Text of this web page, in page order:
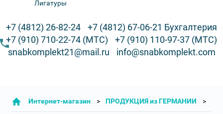
Лигатуры
+7 (4812) 26-82-24
+7 (4812) 67-06-21 Бухгалтерия
+7 (910) 710-22-74 (МТС)
+7 (910) 110-97-37 (МТС)
snabkomplekt21@mail.ru
info@snabkomplekt.com
Интернет-магазин ПРОДУКЦИЯ из ГЕРМАНИИ